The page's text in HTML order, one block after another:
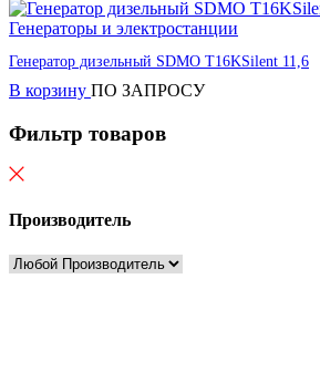
Генераторы и электростанции
Генератор дизельный SDMO T16KSilent 11,6
В корзину ПО ЗАПРОСУ
Фильтр товаров
Производитель